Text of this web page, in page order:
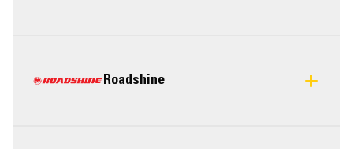
Roadshine